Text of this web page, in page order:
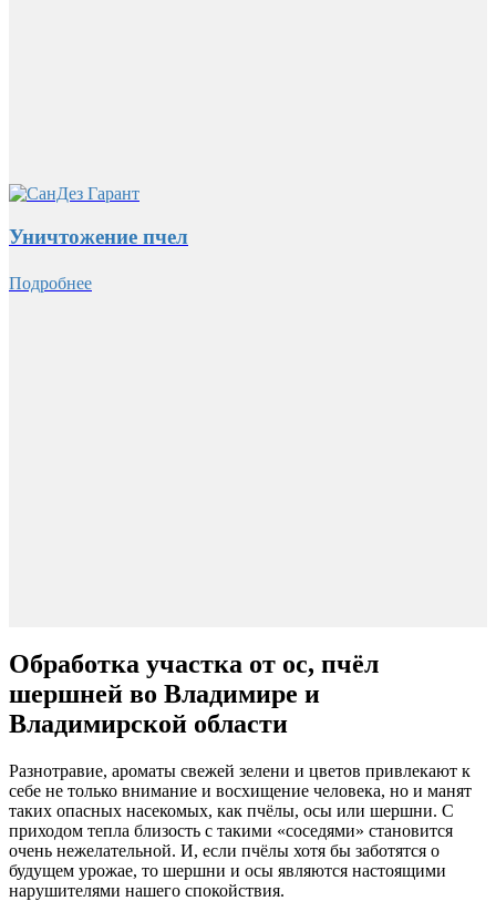
Уничтожение пчел
Подробнее
Обработка участка от ос, пчёл
шершней во Владимире и
Владимирской области
Разнотравие, ароматы свежей зелени и цветов привлекают к
себе не только внимание и восхищение человека, но и манят
таких опасных насекомых, как пчёлы, осы или шершни. С
приходом тепла близость с такими «соседями» становится
очень нежелательной. И, если пчёлы хотя бы заботятся о
будущем урожае, то шершни и осы являются настоящими
нарушителями нашего спокойствия.